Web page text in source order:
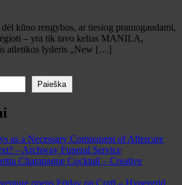
kūno rengybos, ar tiesiog pramogaudami,
– yra tik tavo kelias MANILA,
atletikos lyderis „New […]
Paieška
as a Necessary Component of Aftercare
– Archway Funeral Service
Champagne Cocktail – Creative
opens Friday on Craft – Hypergrid